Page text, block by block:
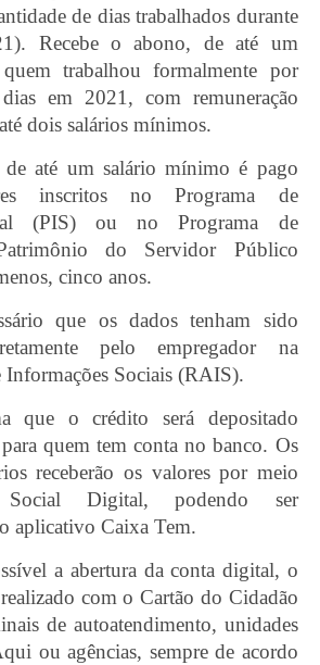
de dias trabalhados durante
Recebe o abono, de até um
trabalhou formalmente por
em 2021, com remuneração
dois salários mínimos.
de até um salário mínimo é pago
inscritos no Programa de
(PIS) ou no Programa de
do Servidor Público
cinco anos.
que os dados tenham sido
pelo empregador na
Informações Sociais (RAIS).
que o crédito será depositado
quem tem conta no banco. Os
receberão os valores por meio
Digital, podendo ser
aplicativo Caixa Tem.
a abertura da conta digital, o
com o Cartão do Cidadão
de autoatendimento, unidades
ou agências, sempre de acordo